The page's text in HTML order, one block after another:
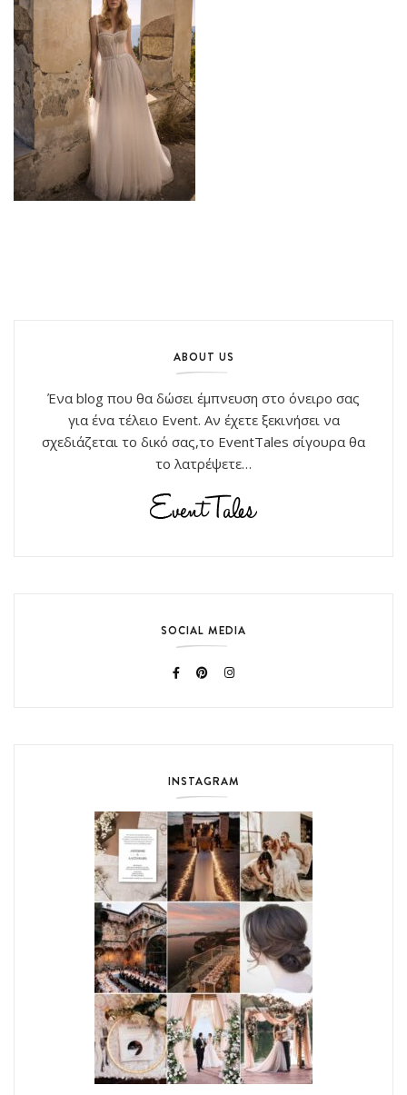
ABOUT US
Ένα blog που θα δώσει έμπνευση στο όνειρο σας
για ένα τέλειο Event. Αν έχετε ξεκινήσει να
σχεδιάζεται το δικό σας,το EventTales σίγουρα θα
το λατρέψετε…
SOCIAL MEDIA
INSTAGRAM